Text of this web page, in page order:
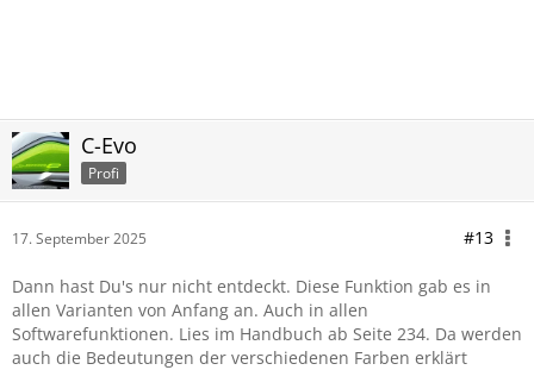
C-Evo
Profi
17. September 2025 #13
Dann hast Du's nur nicht entdeckt. Diese Funktion gab es in
allen Varianten von Anfang an. Auch in allen
Softwarefunktionen. Lies im Handbuch ab Seite 234. Da werden
auch die Bedeutungen der verschiedenen Farben erklärt